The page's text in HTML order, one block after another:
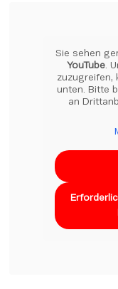
YouTube.
zuzugreifen,
unten. Bitte
an